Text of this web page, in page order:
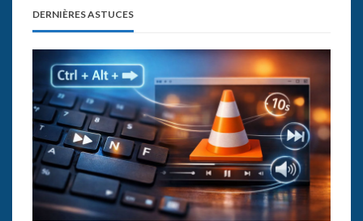
DERNIÈRES ASTUCES